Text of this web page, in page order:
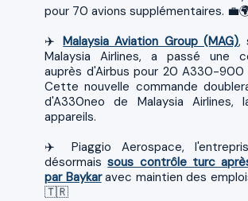
pour 70 avions supplémentaires.
✈️Malaysia Aviation Group (MAG),
Malaysia Airlines, a passé une
auprès d'Airbus pour 20 A330-900
Cette nouvelle commande
d'A330neo de Malaysia
appareils.
✈️ Piaggio Aerospace,
désormaissous contrôle turc
par Baykaravec maintien des
🇹🇷